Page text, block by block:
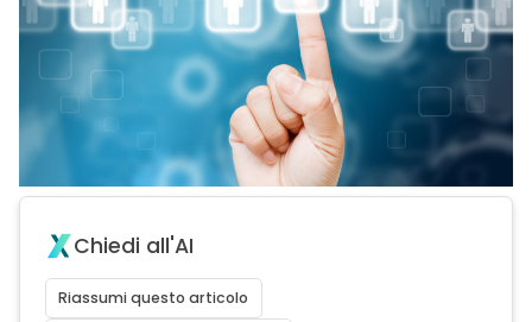
Chiedi all'AI
Riassumi questo articolo